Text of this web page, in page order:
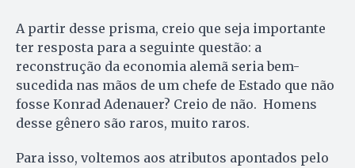
A partir desse prisma, creio que seja importante
ter resposta para a seguinte questão: a
reconstrução da economia alemã seria bem-
sucedida nas mãos de um chefe de Estado que não
fosse Konrad Adenauer? Creio de não. Homens
desse gênero são raros, muito raros.
Para isso, voltemos aos atributos apontados pelo